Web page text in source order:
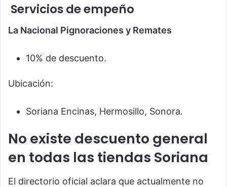
Servicios de empeño
La Nacional Pignoraciones y Remates
10% de descuento.
Ubicación:
Soriana Encinas, Hermosillo, Sonora.
No existe descuento general
en todas las tiendas Soriana
El directorio oficial aclara que actualmente no